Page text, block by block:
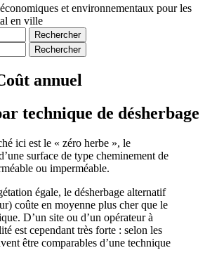
et environnementaux pour les
en ville
Rechercher
Rechercher
annuel
technique de désherbage
ici est le « zéro herbe », le
surface de type cheminement de
ou imperméable.
égale, le désherbage alternatif
coûte en moyenne plus cher que le
D’un site ou d’un opérateur à
est cependant très forte : selon les
être comparables d’une technique